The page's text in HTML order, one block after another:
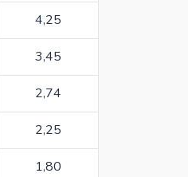
4,25
3,45
2,74
2,25
1,80